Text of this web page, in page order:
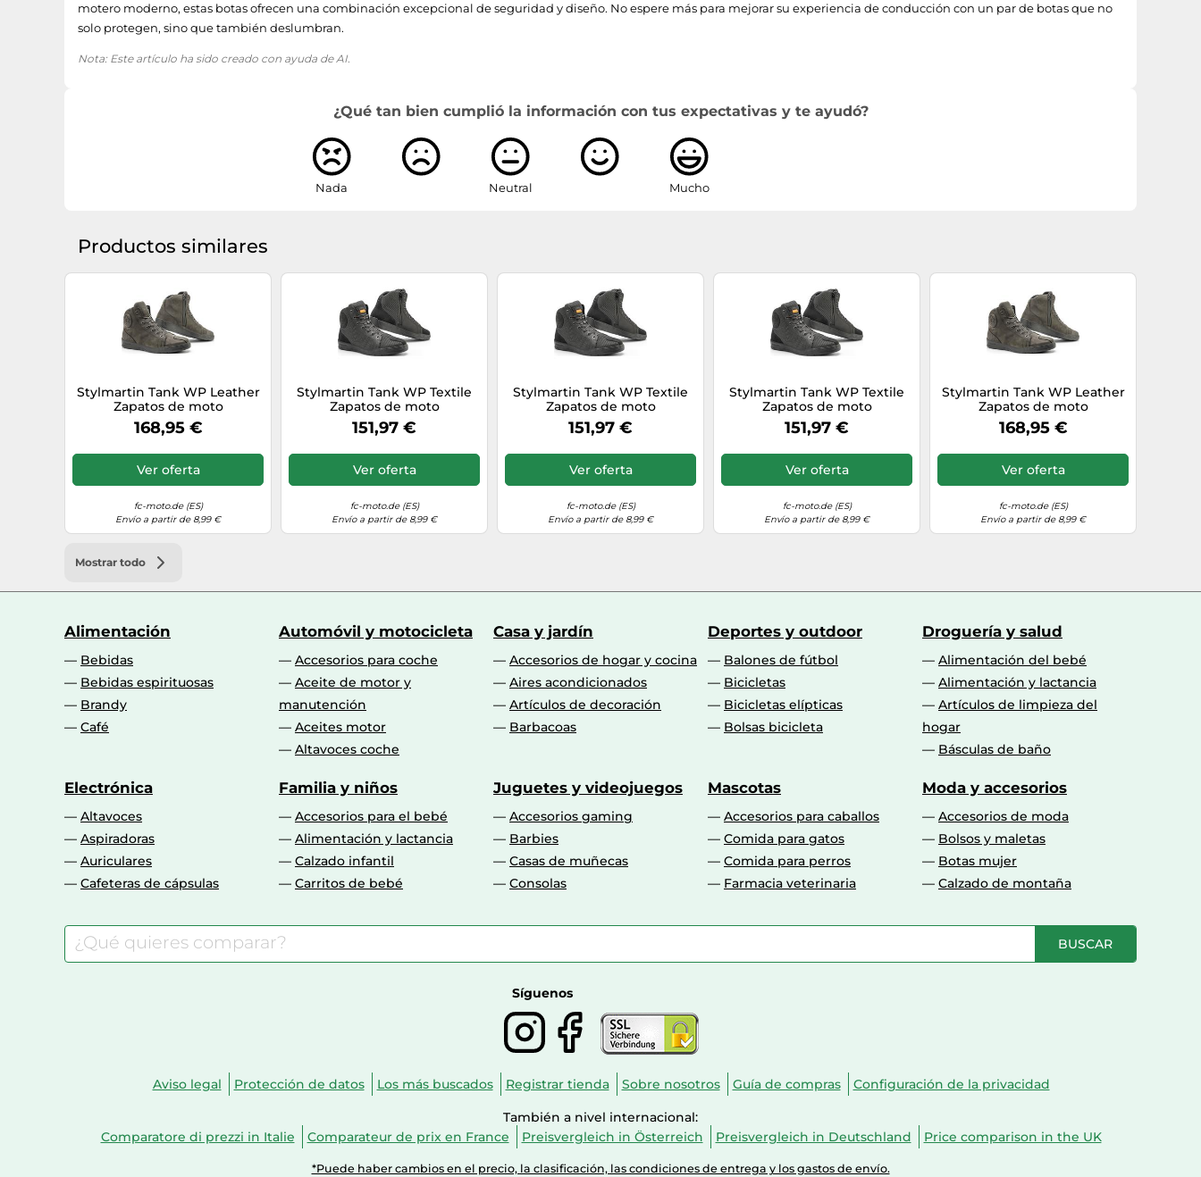
motero moderno, estas botas ofrecen una combinación excepcional de seguridad y diseño. No espere más para mejorar su experiencia de conducción con un par de botas que no
solo protegen, sino que también deslumbran.
Nota: Este artículo ha sido creado con ayuda de AI.
¿Qué tan bien cumplió la información con tus expectativas y te ayudó?
Nada Neutral Mucho
Productos similares
Stylmartin Tank WP Leather
Zapatos de moto
impermeables, marrón, Talla
44
168,95 €
Ver oferta
fc-moto.de (ES)
Envío a partir de 8,99 €
Stylmartin Tank WP Textile
Zapatos de moto
impermeables, antracita,
Talla 39
151,97 €
Ver oferta
fc-moto.de (ES)
Envío a partir de 8,99 €
Stylmartin Tank WP Textile
Zapatos de moto
impermeables, antracita,
Talla 45
151,97 €
Ver oferta
fc-moto.de (ES)
Envío a partir de 8,99 €
Stylmartin Tank WP Textile
Zapatos de moto
impermeables, antracita,
Talla 46
151,97 €
Ver oferta
fc-moto.de (ES)
Envío a partir de 8,99 €
Stylmartin Tank WP Leather
Zapatos de moto
impermeables, marrón, Talla
45
168,95 €
Ver oferta
fc-moto.de (ES)
Envío a partir de 8,99 €
Mostrar todo
Alimentación
Bebidas
Bebidas espirituosas
Brandy
Café
Automóvil y motocicleta
Accesorios para coche
Aceite de motor y
manutención
Aceites motor
Altavoces coche
Casa y jardín
Accesorios de hogar y cocina
Aires acondicionados
Artículos de decoración
Barbacoas
Deportes y outdoor
Balones de fútbol
Bicicletas
Bicicletas elípticas
Bolsas bicicleta
Droguería y salud
Alimentación del bebé
Alimentación y lactancia
Artículos de limpieza del
hogar
Básculas de baño
Electrónica
Altavoces
Aspiradoras
Auriculares
Cafeteras de cápsulas
Familia y niños
Accesorios para el bebé
Alimentación y lactancia
Calzado infantil
Carritos de bebé
Juguetes y videojuegos
Accesorios gaming
Barbies
Casas de muñecas
Consolas
Mascotas
Accesorios para caballos
Comida para gatos
Comida para perros
Farmacia veterinaria
Moda y accesorios
Accesorios de moda
Bolsos y maletas
Botas mujer
Calzado de montaña
BUSCAR
Síguenos
Aviso legal Protección de datos Los más buscados Registrar tienda Sobre nosotros Guía de compras Configuración de la privacidad
También a nivel internacional:
Comparatore di prezzi in Italie
Comparateur de prix en France Preisvergleich in Österreich Preisvergleich in Deutschland Price comparison in the UK
*Puede haber cambios en el precio, la clasificación, las condiciones de entrega y los gastos de envío.